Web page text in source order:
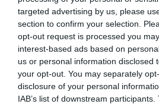
targeted advertising by us, please
section to confirm your selection.
opt-out request is processed you
interest-based ads based on
us or personal information disclosed
your opt-out. You may separately
disclosure of your personal
IAB’s list of downstream
ΤΡΑΠΕΖΕΣ
Διαθέσιμη η
Your Business»
13.03.2025